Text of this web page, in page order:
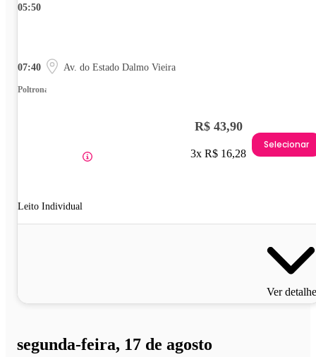
05:50
07:40 Av. do Estado Dalmo Vieira
Poltrona
Leito Individual
R$ 43,90
3x R$ 16,28
Selecionar
Ver
segunda-feira, 17 de agosto